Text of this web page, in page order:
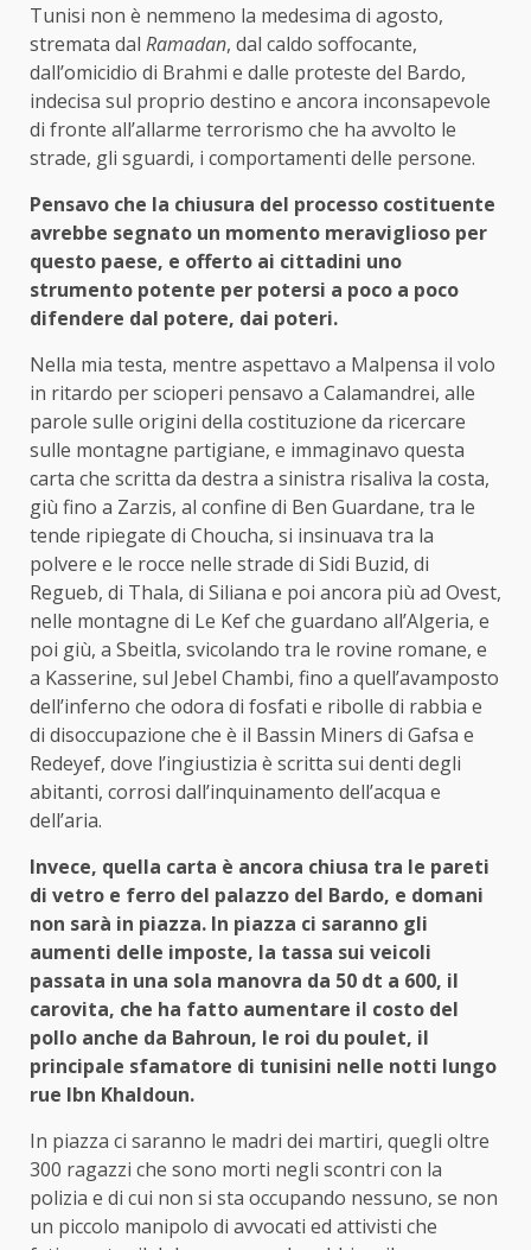
Tunisi non è nemmeno la medesima di agosto,
stremata dal Ramadan, dal caldo soffocante,
dall’omicidio di Brahmi e dalle proteste del Bardo,
indecisa sul proprio destino e ancora inconsapevole
di fronte all’allarme terrorismo che ha avvolto le
strade, gli sguardi, i comportamenti delle persone.
Pensavo che la chiusura del processo costituente
avrebbe segnato un momento meraviglioso per
questo paese, e offerto ai cittadini uno
strumento potente per potersi a poco a poco
difendere dal potere, dai poteri.
Nella mia testa, mentre aspettavo a Malpensa il volo
in ritardo per scioperi pensavo a Calamandrei, alle
parole sulle origini della costituzione da ricercare
sulle montagne partigiane, e immaginavo questa
carta che scritta da destra a sinistra risaliva la costa,
giù fino a Zarzis, al confine di Ben Guardane, tra le
tende ripiegate di Choucha, si insinuava tra la
polvere e le rocce nelle strade di Sidi Buzid, di
Regueb, di Thala, di Siliana e poi ancora più ad Ovest,
nelle montagne di Le Kef che guardano all’Algeria, e
poi giù, a Sbeitla, svicolando tra le rovine romane, e
a Kasserine, sul Jebel Chambi, fino a quell’avamposto
dell’inferno che odora di fosfati e ribolle di rabbia e
di disoccupazione che è il Bassin Miners di Gafsa e
Redeyef, dove l’ingiustizia è scritta sui denti degli
abitanti, corrosi dall’inquinamento dell’acqua e
dell’aria.
Invece, quella carta è ancora chiusa tra le pareti
di vetro e ferro del palazzo del Bardo, e domani
non sarà in piazza. In piazza ci saranno gli
aumenti delle imposte, la tassa sui veicoli
passata in una sola manovra da 50 dt a 600, il
carovita, che ha fatto aumentare il costo del
pollo anche da Bahroun, le roi du poulet, il
principale sfamatore di tunisini nelle notti lungo
rue Ibn Khaldoun.
In piazza ci saranno le madri dei martiri, quegli oltre
300 ragazzi che sono morti negli scontri con la
polizia e di cui non si sta occupando nessuno, se non
un piccolo manipolo di avvocati ed attivisti che